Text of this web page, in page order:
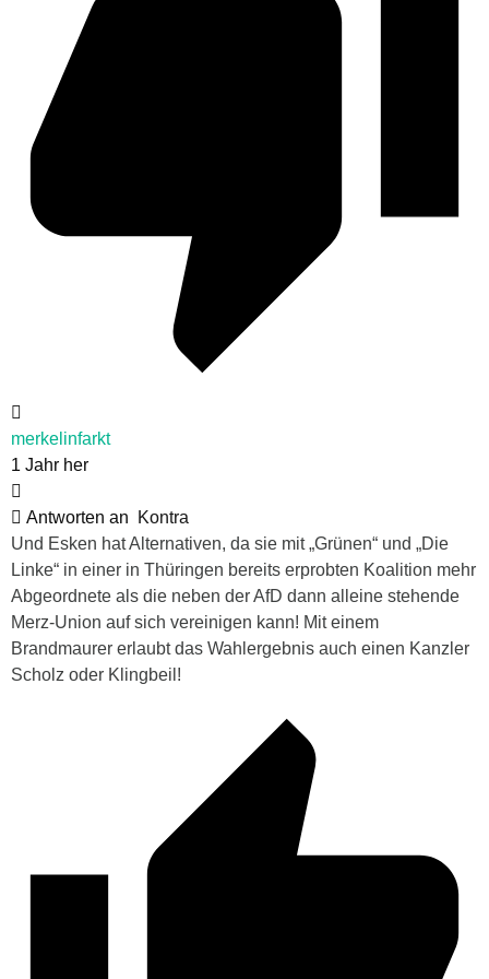
merkelinfarkt
1 Jahr her
Antworten an
Kontra
Und Esken hat Alternativen, da sie mit „Grünen“ und „Die
Linke“ in einer in Thüringen bereits erprobten Koalition mehr
Abgeordnete als die neben der AfD dann alleine stehende
Merz-Union auf sich vereinigen kann! Mit einem
Brandmaurer erlaubt das Wahlergebnis auch einen Kanzler
Scholz oder Klingbeil!